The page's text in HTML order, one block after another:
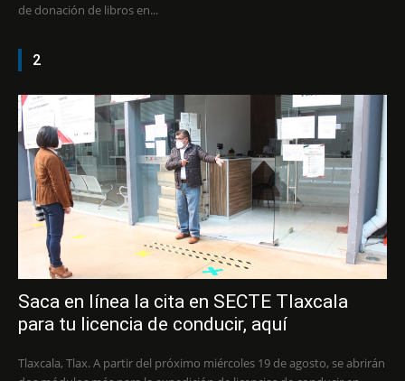
de donación de libros en...
2
Saca en línea la cita en SECTE Tlaxcala
para tu licencia de conducir, aquí
Tlaxcala, Tlax. A partir del próximo miércoles 19 de agosto, se abrirán